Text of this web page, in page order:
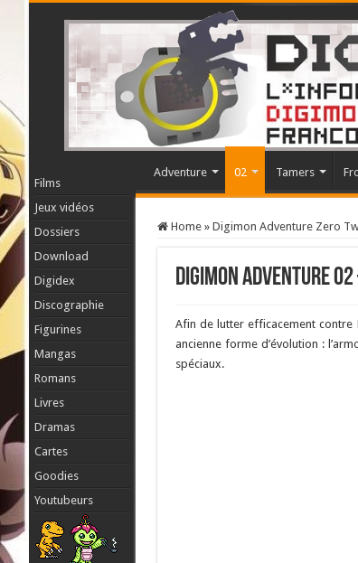
Adventure 02 Tamers
Films
Jeux vidéos
Dossiers
Download
Digidex
Discographie
Figurines
Mangas
Romans
Livres
Dramas
Cartes
Goodies
Youtubeurs
Home » Digimon Adventure Zero
Digimon Adventure
Afin de lutter efficacement contre
ancienne forme d’évolution :
spéciaux.